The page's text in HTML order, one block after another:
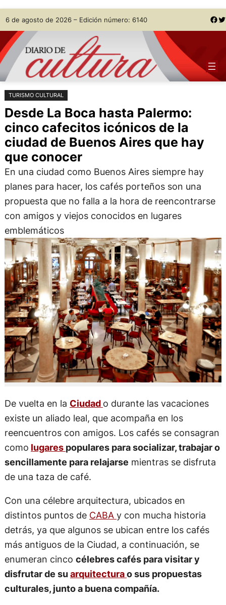
Saltar
al
contenido
Skip
to
content
6 de agosto de 2026 – Edición número: 6140 Facebook Twitter
TURISMO CULTURAL
Desde La Boca hasta Palermo:
cinco cafecitos icónicos de la
ciudad de Buenos Aires que hay
que conocer
En una ciudad como Buenos Aires siempre hay
planes para hacer, los cafés porteños son una
propuesta que no falla a la hora de reencontrarse
con amigos y viejos conocidos en lugares
emblemáticos
De vuelta en la Ciudad o durante las vacaciones
existe un aliado leal, que acompaña en los
reencuentros con amigos. Los cafés se consagran
como lugares populares para socializar, trabajar o
sencillamente para relajarse mientras se disfruta
de una taza de café.
Con una célebre arquitectura, ubicados en
distintos puntos de CABA y con mucha historia
detrás, ya que algunos se ubican entre los cafés
más antiguos de la Ciudad, a continuación, se
enumeran cinco célebres cafés para visitar y
disfrutar de suarquitecturao sus propuestas
culturales, junto a buena compañía.